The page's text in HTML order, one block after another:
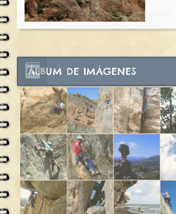
ÁLBUM DE IMÁGENES